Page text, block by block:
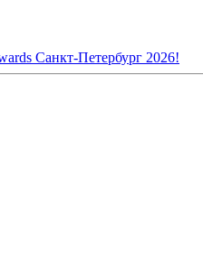
Санкт-Петербург 2026!